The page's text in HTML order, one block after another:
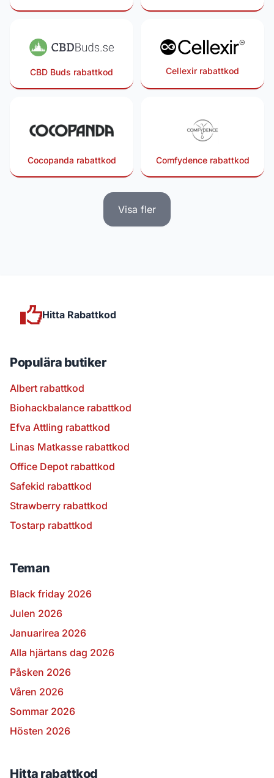
CBD Buds rabattkod Cellexir rabattkod
Cocopanda rabattkod Comfydence rabattkod
Visa fler
Hitta Rabattkod
Populära butiker
Albert rabattkod
Biohackbalance rabattkod
Efva Attling rabattkod
Linas Matkasse rabattkod
Office Depot rabattkod
Safekid rabattkod
Strawberry rabattkod
Tostarp rabattkod
Teman
Black friday 2026
Julen 2026
Januarirea 2026
Alla hjärtans dag 2026
Påsken 2026
Våren 2026
Sommar 2026
Hösten 2026
Hitta rabattkod